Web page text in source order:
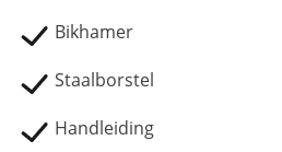
Bikhamer
Staalborstel
Handleiding